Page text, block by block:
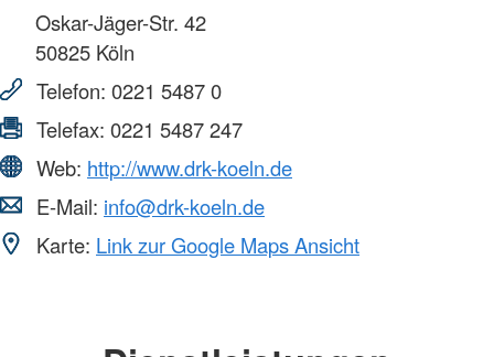
Oskar-Jäger-Str. 42
50825 Köln
Telefon: 0221 5487 0
Telefax: 0221 5487 247
Web: http://www.drk-koeln.de
E-Mail: info@drk-koeln.de
Karte: Link zur Google Maps Ansicht